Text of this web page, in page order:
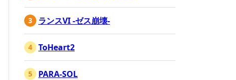
ランスVI -ゼス崩壊-
ToHeart2
PARA-SOL